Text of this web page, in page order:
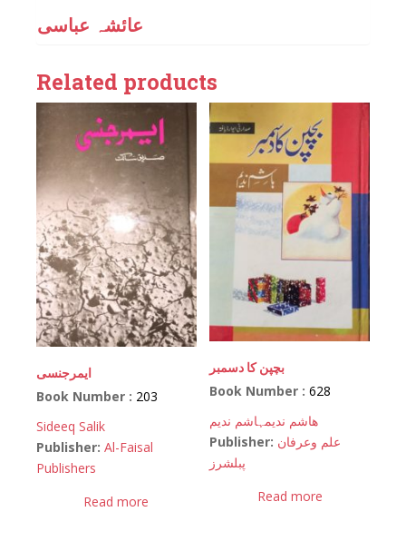
عائشہ عباسی
Related products
ایمرجنسی
Book Number : 203
Sideeq Salik
Publisher: Al-Faisal
Publishers
Read more
بچپن کا دسمبر
Book Number :628
ھاشم ندیمہاشم ندیم
Publisher: علم وعرفان
پبلشرز
Read more